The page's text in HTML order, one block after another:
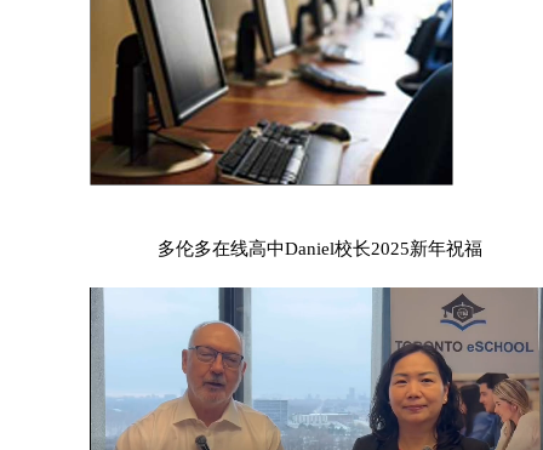
多伦多在线高中Daniel校长2025新年祝福